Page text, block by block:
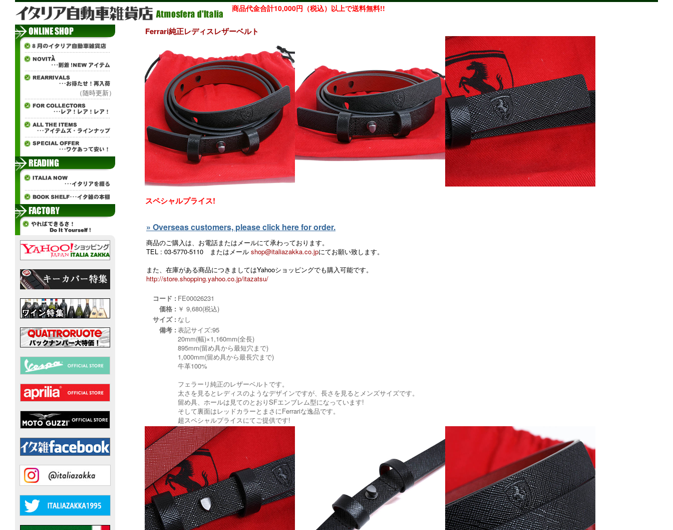
商品代金合計10,000円（税込）以上で送料無料!!
（随時更新）
Ferrari純正レディスレザーベルト
スペシャルプライス!
» Overseas customers, please click here for order.
商品のご購入は、お電話またはメールにて承わっております。
TEL : 03-5770-5110 またはメール shop@italiazakka.co.jpにてお願い致します。
また、在庫がある商品につきましてはYahooショッピングでも購入可能です。
http://store.shopping.yahoo.co.jp/itazatsu/
コード : FE00026231
価格 : ￥ 9,680(税込)
サイズ : なし
備考 : 表記サイズ:95
20mm(幅)×1,160mm(全長)
895mm(留め具から最短穴まで)
1,000mm(留め具から最長穴まで)
牛革100%
フェラーリ純正のレザーベルトです。
太さを見るとレディスのようなデザインですが、長さを見るとメンズサイズです。
留め具、ホールは見てのとおりSFエンブレム型になっています!
そして裏面はレッドカラーとまさにFerrariな逸品です。
超スペシャルプライスにてご提供です!